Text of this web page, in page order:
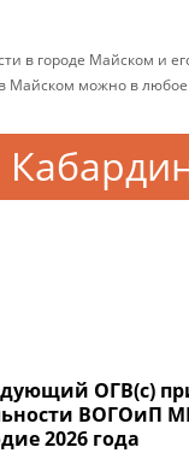
в городе Майском и
Майском можно в
ОГВ(с)
ВОГОиП
2026 года